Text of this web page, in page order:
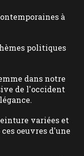
à
politiques
dans notre
de l'occident
variées et
oeuvres d'une